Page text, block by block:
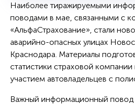
Наиболее тиражируемыми
поводами в мае, связанными с
«АльфаСтрахование», стали
аварийно-опасных улицах
Краснодара. Материалы
статистики страховой
участием автовладельцев с
Важный информационный повод